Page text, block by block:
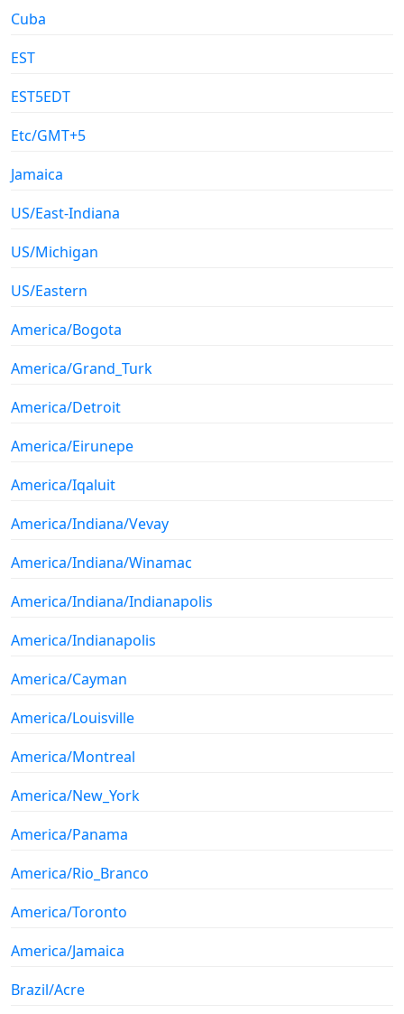
Cuba
EST
EST5EDT
Etc/GMT+5
Jamaica
US/East-Indiana
US/Michigan
US/Eastern
America/Bogota
America/Grand_Turk
America/Detroit
America/Eirunepe
America/Iqaluit
America/Indiana/Vevay
America/Indiana/Winamac
America/Indiana/Indianapolis
America/Indianapolis
America/Cayman
America/Louisville
America/Montreal
America/New_York
America/Panama
America/Rio_Branco
America/Toronto
America/Jamaica
Brazil/Acre